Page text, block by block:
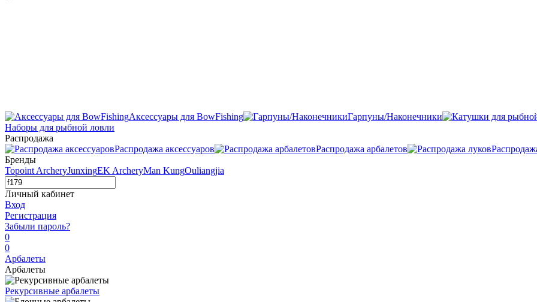
Аксессуары для BowFishing Гарпуны/Наконечники
Наборы для рыбной ловли
Распродажа
Распродажа аксессуаров
Распродажа арбалетов
Бренды
Topoint ArcheryJunxingEK ArcheryMan KungOuliangjia
Личный кабинет
Вход
Регистрация
Забыли пароль?
0
0
Арбалеты
Арбалеты
Рекурсивные арбалеты